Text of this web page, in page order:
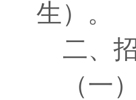
生）。
二、
（一